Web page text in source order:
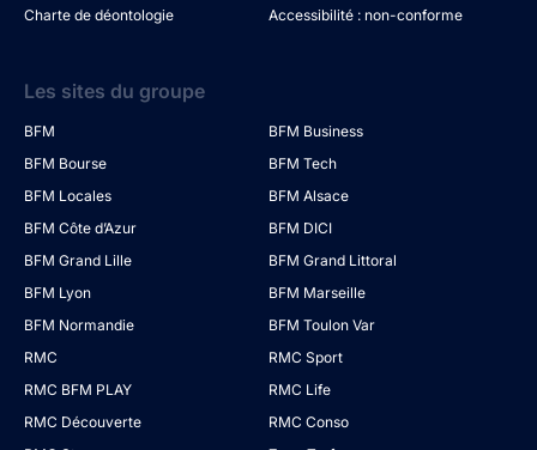
Charte de déontologie
Accessibilité : non-conforme
Les sites du groupe
BFM
BFM Business
BFM Bourse
BFM Tech
BFM Locales
BFM Alsace
BFM Côte d’Azur
BFM DICI
BFM Grand Lille
BFM Grand Littoral
BFM Lyon
BFM Marseille
BFM Normandie
BFM Toulon Var
RMC
RMC Sport
RMC BFM PLAY
RMC Life
RMC Découverte
RMC Conso